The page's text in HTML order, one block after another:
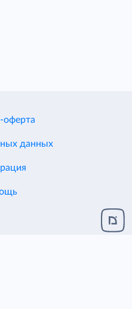
оферта
данных